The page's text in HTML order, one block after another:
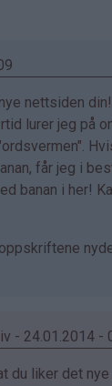
nettsiden
lurer jeg på
får jeg i
banan i her!
- 24.01.2014 -
du liker det